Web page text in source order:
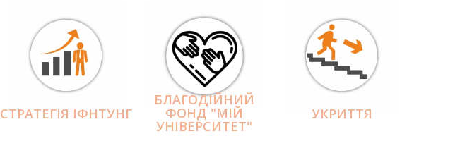
СТРАТЕГІЯ ІФНТУНГ
БЛАГОДІЙНИЙ
ФОНД "МІЙ
УНІВЕРСИТЕТ"
УКРИТТЯ